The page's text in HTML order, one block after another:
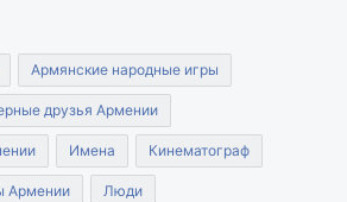
Армянские народные игры
друзья Армении
Имена Кинематограф
Армении Люди